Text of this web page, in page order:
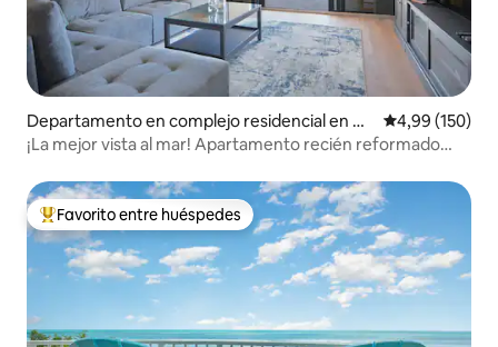
Departamento en complejo residencial en Co
coa Beach
Calificación
4,99 (150)
¡La mejor vista al mar! Apartamento recién reformado
Favorito entre los huéspedes más destacados
Favorito entre huéspedes